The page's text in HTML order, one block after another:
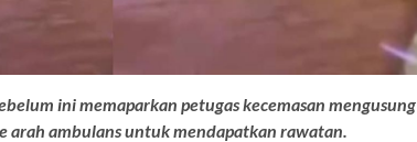
ini memaparkan petugas kecemasan mengusung
arah ambulans untuk mendapatkan rawatan.